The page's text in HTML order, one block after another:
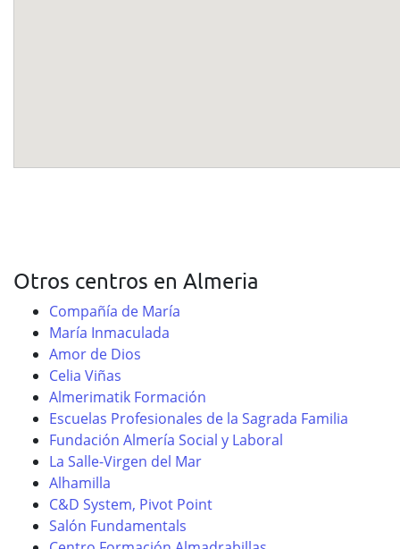
Otros centros en Almeria
Compañía de María
María Inmaculada
Amor de Dios
Celia Viñas
Almerimatik Formación
Escuelas Profesionales de la Sagrada Familia
Fundación Almería Social y Laboral
La Salle-Virgen del Mar
Alhamilla
C&D System, Pivot Point
Salón Fundamentals